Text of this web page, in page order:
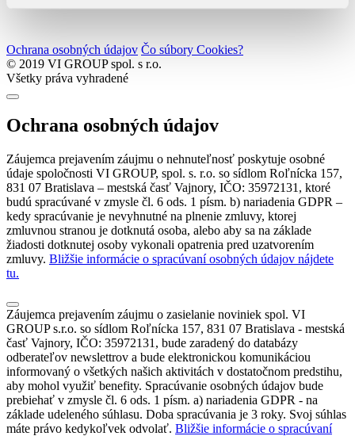
Ochrana osobných údajov Čo súbory Cookies?
© 2019 VI GROUP spol. s r.o.
Všetky práva vyhradené
Ochrana osobných údajov
Záujemca prejavením záujmu o nehnuteľnosť poskytuje osobné
údaje spoločnosti VI GROUP, spol. s. r.o. so sídlom Roľnícka 157,
831 07 Bratislava – mestská časť Vajnory, IČO: 35972131, ktoré
budú spracúvané v zmysle čl. 6 ods. 1 písm. b) nariadenia GDPR –
kedy spracúvanie je nevyhnutné na plnenie zmluvy, ktorej
zmluvnou stranou je dotknutá osoba, alebo aby sa na základe
žiadosti dotknutej osoby vykonali opatrenia pred uzatvorením
zmluvy. Bližšie informácie o spracúvaní osobných údajov nájdete
tu.
Záujemca prejavením záujmu o zasielanie noviniek spol. VI
GROUP s.r.o. so sídlom Roľnícka 157, 831 07 Bratislava - mestská
časť Vajnory, IČO: 35972131, bude zaradený do databázy
odberateľov newslettrov a bude elektronickou komunikáciou
informovaný o všetkých našich aktivitách v dostatočnom predstihu,
aby mohol využiť benefity. Spracúvanie osobných údajov bude
prebiehať v zmysle čl. 6 ods. 1 písm. a) nariadenia GDPR - na
základe udeleného súhlasu. Doba spracúvania je 3 roky. Svoj súhlas
máte právo kedykoľvek odvolať. Bližšie informácie o spracúvaní